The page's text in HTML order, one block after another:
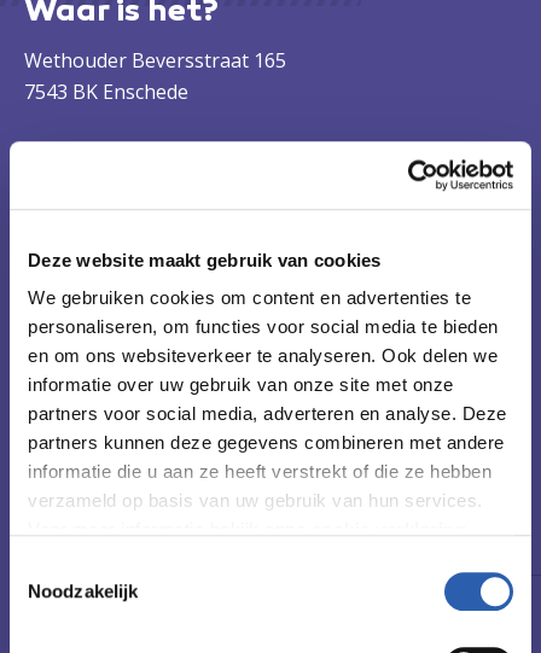
Deze website maakt gebruik van cookies
We gebruiken cookies om content en advertenties te
personaliseren, om functies voor social media te bieden
en om ons websiteverkeer te analyseren. Ook delen we
informatie over uw gebruik van onze site met onze
partners voor social media, adverteren en analyse. Deze
partners kunnen deze gegevens combineren met andere
informatie die u aan ze heeft verstrekt of die ze hebben
verzameld op basis van uw gebruik van hun services.
We werken samen met
die uw gegevens
Noodzakelijk
Waar is het?
Wethouder Beversstraat 165
7543 BK Enschede
Hoe kom je er?
Met de fiets
Met het ov
Met de auto
Bekijk op Google Maps
Maandag t/m vrijdag